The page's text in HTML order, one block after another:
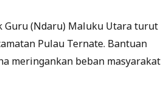
Guru (Ndaru) Maluku Utara turut
Pulau Ternate. Bantuan
meringankan beban masyarakat